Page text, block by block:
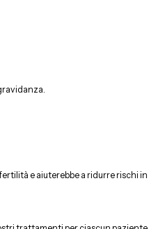
e aiuterebbe a ridurre rischi in